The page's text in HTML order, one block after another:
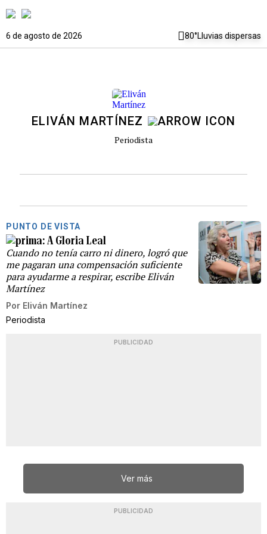
6 de agosto de 2026 80°Lluvias dispersas
ELIVÁN MARTÍNEZ
Periodista
PUNTO DE VISTA
A Gloria Leal
Cuando no tenía carro ni dinero, logró que
me pagaran una compensación suficiente
para ayudarme a respirar, escribe Eliván
Martínez
Por Eliván Martínez
Periodista
PUBLICIDAD
Ver más
PUBLICIDAD